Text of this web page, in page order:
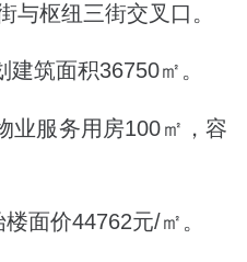
与枢纽三街交叉口。
建筑面积36750㎡。
业服务用房100㎡，容
楼面价44762元/㎡。